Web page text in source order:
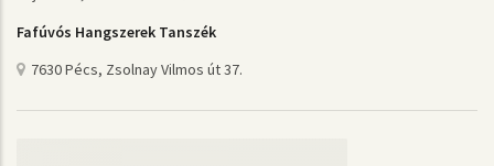
Fafúvós Hangszerek Tanszék
7630 Pécs, Zsolnay Vilmos út 37.